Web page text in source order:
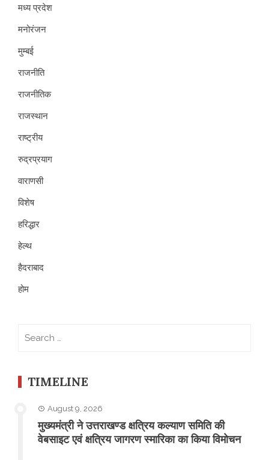
मध्य प्रदेश
मनोरंजन
मुम्बई
राजनीति
राजनीतिक
राजस्थान
राष्ट्रीय
रुद्रप्रयाग
वाराणसी
विशेष
हरिद्धार
हेल्थ
हैदराबाद
होम
TIMELINE
August 9, 2026
मुख्यमंत्री ने उत्तराखण्ड क्षत्रिय कल्याण समिति की
वेबसाइट एवं क्षत्रिय जागरण स्मारिका का किया विमोचन